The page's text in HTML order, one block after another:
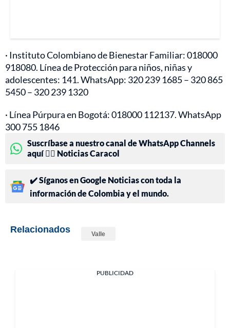
· Instituto Colombiano de Bienestar Familiar: 018000
918080. Línea de Protección para niños, niñas y
adolescentes: 141. WhatsApp: 320 239 1685 – 320 865
5450 – 320 239 1320
· Línea Púrpura en Bogotá: 018000 112137. WhatsApp
300 755 1846
Suscríbase a nuestro canal de WhatsApp Channels
aquí 👉🏻 Noticias Caracol
✔️ Síganos en Google Noticias con toda la
información de Colombia y el mundo.
Relacionados Valle
PUBLICIDAD